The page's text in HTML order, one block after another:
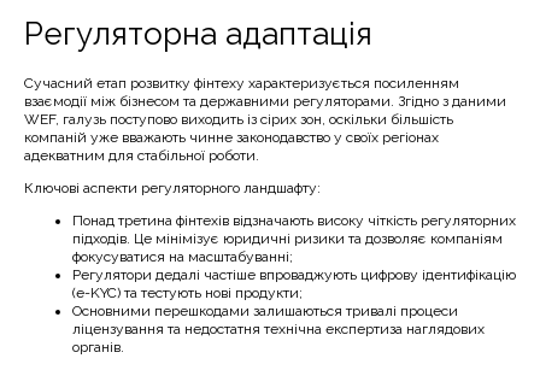
Регуляторна адаптація
Сучасний етап розвитку фінтеху характеризується посиленням
взаємодії між бізнесом та державними регуляторами. Згідно з даними
WEF, галузь поступово виходить із сірих зон, оскільки більшість
компаній уже вважають чинне законодавство у своїх регіонах
адекватним для стабільної роботи.
Ключові аспекти регуляторного ландшафту:
Понад третина фінтехів відзначають високу чіткість регуляторних
підходів. Це мінімізує юридичні ризики та дозволяє компаніям
фокусуватися на масштабуванні;
Регулятори дедалі частіше впроваджують цифрову ідентифікацію
(e-KYC) та тестують нові продукти;
Основними перешкодами залишаються тривалі процеси
ліцензування та недостатня технічна експертиза наглядових
органів.